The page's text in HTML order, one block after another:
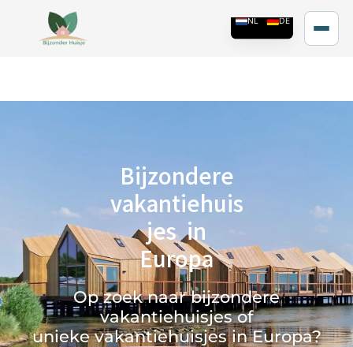
Bijzondere
vakantiehuis
jes in
Europa
Op zoek naar bijzondere
vakantiehuisjes of
unieke vakantiehuisjes in Europa?